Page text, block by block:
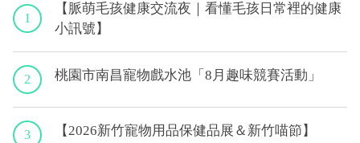
1
【脈萌毛孩健康交流夜｜看懂毛孩日常裡的健康
小訊號】
2 桃園市南昌寵物戲水池「8月趣味競賽活動」
3 【2026新竹寵物用品保健品展＆新竹喵節】